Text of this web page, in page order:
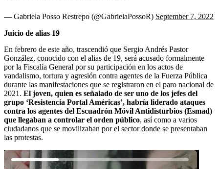
— Gabriela Posso Restrepo (@GabrielaPossoR) September 7, 2022
Juicio de alias 19
En febrero de este año, trascendió que Sergio Andrés Pastor
González, conocido con el alias de 19, será acusado formalmente
por la Fiscalía General por su participación en los actos de
vandalismo, tortura y agresión contra agentes de la Fuerza Pública
durante las manifestaciones que se registraron en el paro nacional de
2021. El joven, quien es señalado de ser uno de los jefes del
grupo ‘Resistencia Portal Américas’, habría liderado ataques
contra los agentes del Escuadrón Móvil Antidisturbios (Esmad)
que llegaban a controlar el orden público, así como a varios
ciudadanos que se movilizaban por el sector donde se presentaban
las protestas.